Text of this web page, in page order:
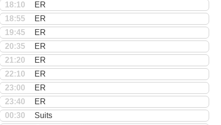
18:10
ER
18:55
ER
19:45
ER
20:35
ER
21:20
ER
22:10
ER
23:00
ER
23:40
ER
00:30
Suits